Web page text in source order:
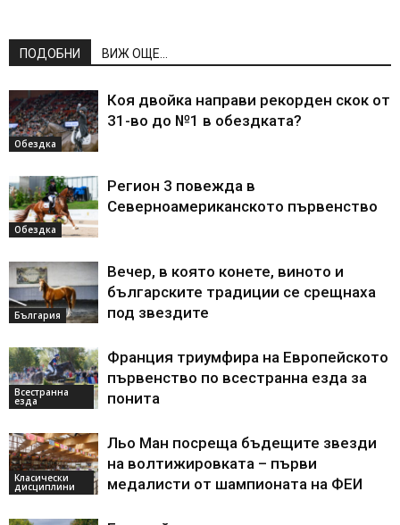
ПОДОБНИ ВИЖ ОЩЕ...
Обездка
Коя двойка направи рекорден скок от
31-во до №1 в обездката?
Обездка
Регион 3 повежда в
Северноамериканското първенство
България
Вечер, в която конете, виното и
българските традиции се срещнаха
под звездите
Всестранна
езда
Франция триумфира на Европейското
първенство по всестранна езда за
понита
Класически
дисциплини
Льо Ман посреща бъдещите звезди
на волтижировката – първи
медалисти от шампионата на ФЕИ